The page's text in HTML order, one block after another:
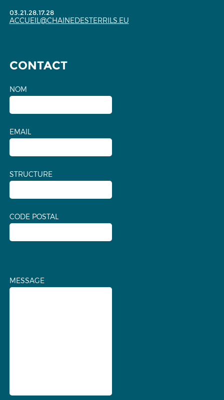
03.21.28.17.28
ACCUEIL@CHAINEDESTERRILS.EU
CONTACT
NOM
EMAIL
STRUCTURE
CODE POSTAL
MESSAGE